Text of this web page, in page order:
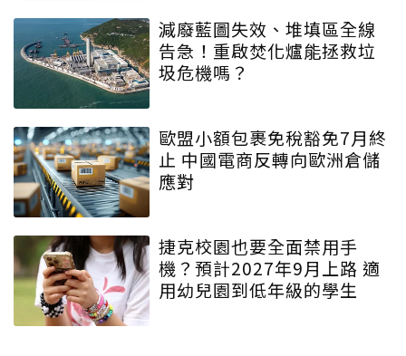
減廢藍圖失效、堆填區全線
告急！重啟焚化爐能拯救垃
圾危機嗎？
歐盟小額包裹免稅豁免7月終
止 中國電商反轉向歐洲倉儲
應對
捷克校園也要全面禁用手
機？預計2027年9月上路 適
用幼兒園到低年級的學生